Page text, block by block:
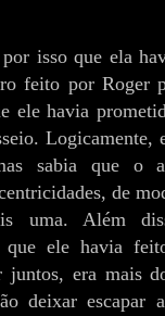
isso que ela
feito por Roger
ele havia
sabia que o
de
uma. Além
que ele havia
juntos, era mais
deixar escapar